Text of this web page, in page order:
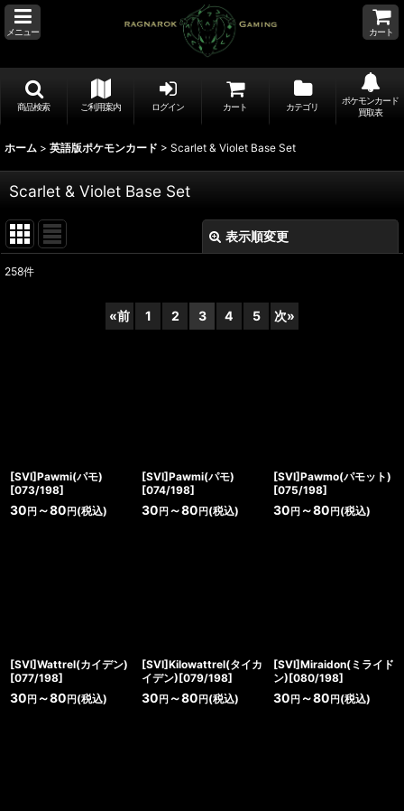
メニュー カート
商品検索 ご利用案内 ログイン カート カテゴリ
ポケモンカード
買取表
ホーム > 英語版ポケモンカード > Scarlet & Violet Base Set
Scarlet & Violet Base Set
表示順変更
258件
«前 1 2 3 4 5 次»
[SVI]Pawmi(パモ)
[073/198]
30 円 ～80 円 (税込)
[SVI]Pawmi(パモ)
[074/198]
30 円～80 円(税込)
[SVI]Pawmo(パモット)
[075/198]
30 円～80 円(税込)
[SVI]Wattrel(カイデン)
[077/198]
30 円 ～80 円 (税込)
[SVI]Kilowattrel(タイカ
イデン)[079/198]
30 円～80 円(税込)
[SVI]Miraidon(ミライド
ン)[080/198]
30 円～80 円(税込)